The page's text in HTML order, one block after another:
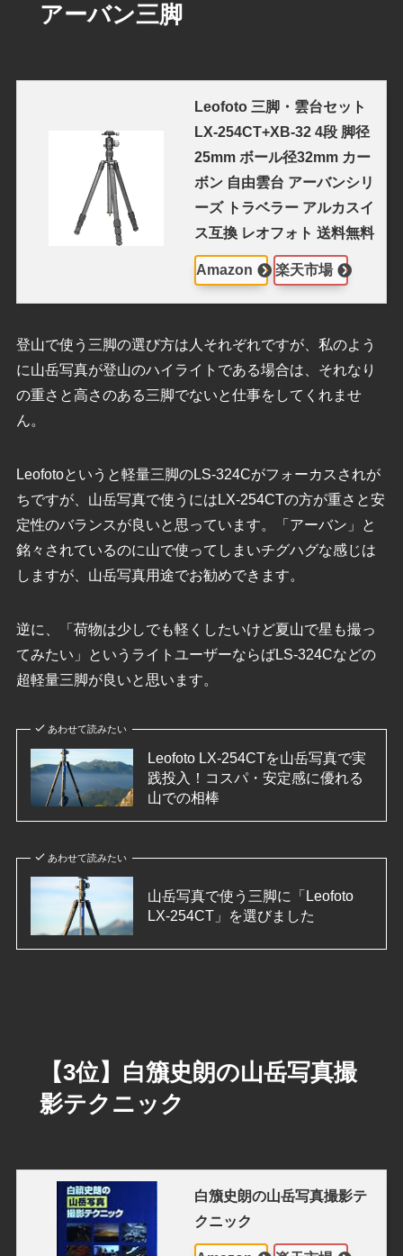
アーバン三脚
Leofoto 三脚・雲台セット
LX-254CT+XB-32 4段 脚径
25mm ボール径32mm カー
ボン 自由雲台 アーバンシリ
ーズ トラベラー アルカスイ
ス互換 レオフォト 送料無料
Amazon 楽天市場
登山で使う三脚の選び方は人それぞれですが、私のよう
に山岳写真が登山のハイライトである場合は、それなり
の重さと高さのある三脚でないと仕事をしてくれませ
ん。
Leofotoというと軽量三脚のLS-324Cがフォーカスされが
ちですが、山岳写真で使うにはLX-254CTの方が重さと安
定性のバランスが良いと思っています。「アーバン」と
銘々されているのに山で使ってしまいチグハグな感じは
しますが、山岳写真用途でお勧めできます。
逆に、「荷物は少しでも軽くしたいけど夏山で星も撮っ
てみたい」というライトユーザーならばLS-324Cなどの
超軽量三脚が良いと思います。
あわせて読みたい
Leofoto LX-254CTを山岳写真で実
践投入！コスパ・安定感に優れる
山での相棒
あわせて読みたい
山岳写真で使う三脚に「Leofoto
LX-254CT」を選びました
【3位】白籏史朗の山岳写真撮
影テクニック
白籏史朗の山岳写真撮影テ
クニック